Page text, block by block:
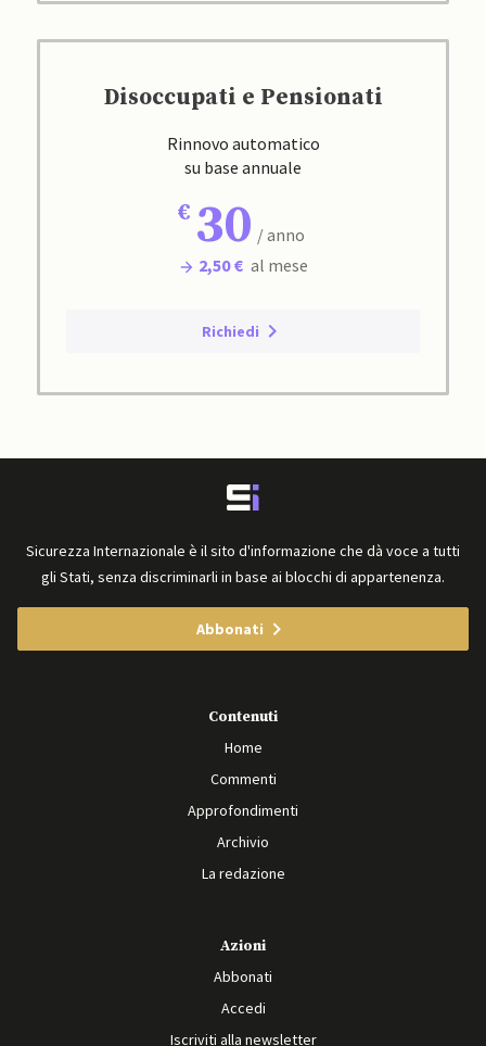
Disoccupati e Pensionati
Rinnovo automatico
su base annuale
30 / anno
2,50 € al mese
Richiedi
Sicurezza Internazionale è il sito d'informazione che dà voce a tutti
gli Stati, senza discriminarli in base ai blocchi di appartenenza.
Abbonati
Contenuti
Home
Commenti
Approfondimenti
Archivio
La redazione
Azioni
Abbonati
Accedi
Iscriviti alla newsletter